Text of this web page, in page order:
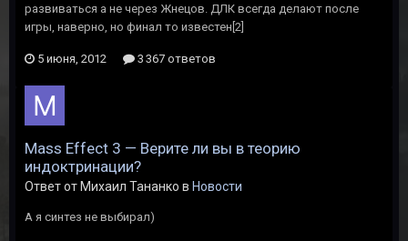
развиваться а не через Жнецов. ДЛК всегда делают после
игры, наверно, но финал то известен[2]
5 июня, 2012 3 367 ответов
Mass Effect 3 — Верите ли вы в теорию
индоктринации?
Ответ от Михаил Тананко в Новости
А я синтез не выбирал)